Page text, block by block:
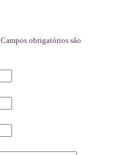
Campos obrigatórios são